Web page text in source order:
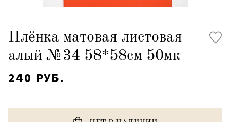
Плёнка матовая листовая
алый №34 58*58см 50мк
240 РУБ.